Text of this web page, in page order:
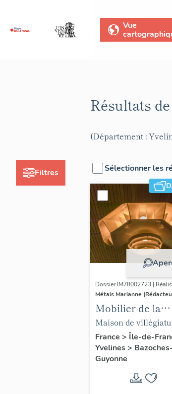
Vue
Filtres
Résultats
(Département :
Sélectionner les
Dossier IM78002723 |
Métais Marianne
Mobilier de la
maison Louis
Maison de
maison Louis Carré
France > Île-de-
Yvelines>
Guyonne